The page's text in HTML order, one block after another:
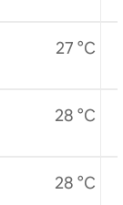
27 °C
28 °C
28 °C